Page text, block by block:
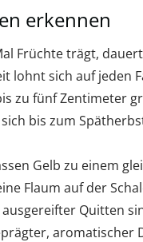
erkennen
Früchte trägt,
lohnt sich auf jeden
zu fünf Zentimeter
bis zum
Gelb zu einem
Flaum auf der
ausgereifter Quitten
aromatischer